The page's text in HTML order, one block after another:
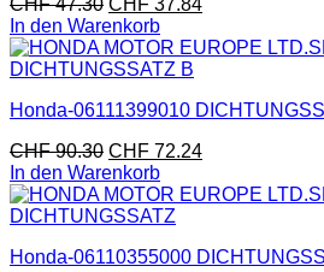
In den Warenkorb
Honda-06111399010
CHF90.30 CHF 72.24
In den Warenkorb
Honda-06110355000